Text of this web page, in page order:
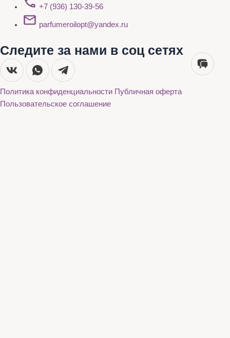
+7 (936) 130-39-56
parfumeroilopt@yandex.ru
Следите за нами в соц сетях
Политика конфиденциальности Публичная оферта
Пользовательское соглашение